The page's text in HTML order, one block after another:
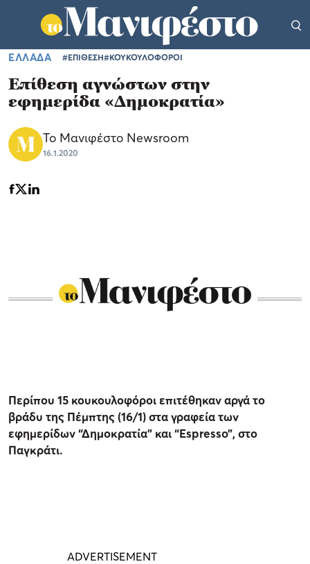
ΕΛΛΑΔΑ #ΕΠΙΘΕΣΗ#ΚΟΥΚΟΥΛΟΦΟΡΟΙ
Επίθεση αγνώστων στην
εφημερίδα «Δημοκρατία»
Το Μανιφέστο Newsroom
16.1.2020
Περίπου 15 κουκουλοφόροι επιτέθηκαν αργά το
βράδυ της Πέμπτης (16/1) στα γραφεία των
εφημερίδων “Δημοκρατία” και “Espresso”, στο
Παγκράτι.